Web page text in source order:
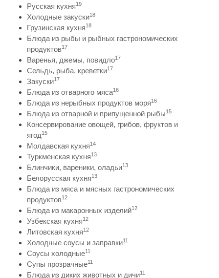
Русская кухня19
Холодные закуски18
Грузинская кухня18
Блюда из рыбы и рыбных гастрономических
продуктов17
Варенья, джемы, повидло17
Сельдь, рыба, креветки17
Закуски17
Блюда из отварного мяса16
Блюда из нерыбных продуктов моря16
Блюда из отварной и припущенной рыбы15
Консервирование овощей, грибов, фруктов и
ягод15
Молдавская кухня14
Туркменская кухня13
Блинчики, вареники, оладьи13
Белорусская кухня13
Блюда из мяса и мясных гастрономических
продуктов12
Блюда из макаронных изделий12
Узбекская кухня12
Литовская кухня12
Холодные соусы и заправки11
Соусы холодные11
Супы прозрачные11
Блюда из диких животных и дичи11